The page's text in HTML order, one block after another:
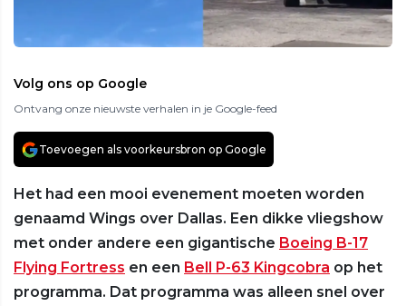
Volg ons op Google
Ontvang onze nieuwste verhalen in je Google-feed
Toevoegen als voorkeursbron op Google
Het had een mooi evenement moeten worden
genaamd Wings over Dallas. Een dikke vliegshow
met onder andere een gigantische Boeing B-17
Flying Fortress en een Bell P-63 Kingcobra op het
programma. Dat programma was alleen snel over